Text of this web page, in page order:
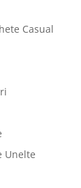
Casual
Unelte